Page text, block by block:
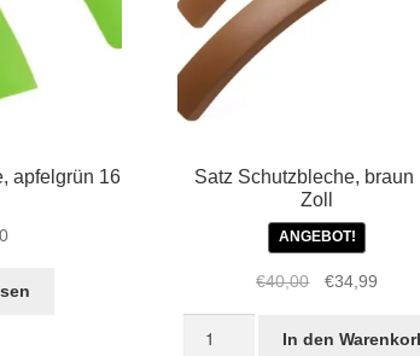
apfelgrün 16
Satz Schutzbleche, braun
Zoll
ANGEBOT!
€40,00
Ursprünglicher
war:
€34,99
ist:
In den